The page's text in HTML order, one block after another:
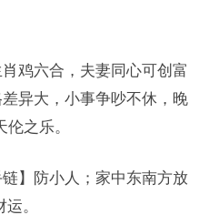
鸡六合，夫妻同心可创富
异大，小事争吵不休，晚
之乐。
】防小人；家中东南方放
。